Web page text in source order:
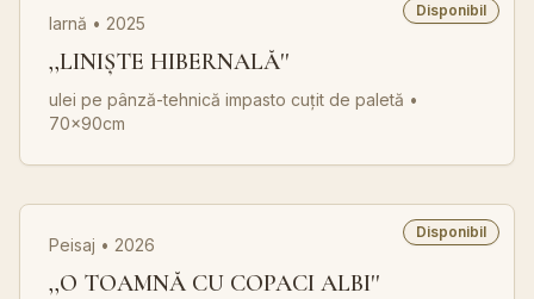
Disponibil
Iarnă • 2025
,,LINIȘTE HIBERNALĂ''
ulei pe pânză-tehnică impasto cuțit de paletă •
70x90cm
Disponibil
Peisaj • 2026
,,O TOAMNĂ CU COPACI ALBI''